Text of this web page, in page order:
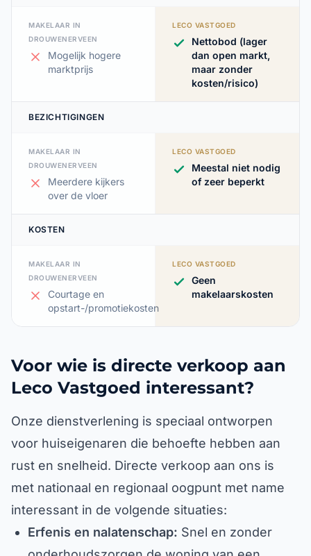
MAKELAAR IN
DROUWENERVEEN
Mogelijk hogere
marktprijs
LECO VASTGOED
Nettobod (lager
dan open markt,
maar zonder
kosten/risico)
BEZICHTIGINGEN
MAKELAAR IN
DROUWENERVEEN
Meerdere kijkers
over de vloer
LECO VASTGOED
Meestal niet nodig
of zeer beperkt
KOSTEN
MAKELAAR IN
DROUWENERVEEN
Courtage en
opstart-/promotiekosten
LECO VASTGOED
Geen
makelaarskosten
Voor wie is directe verkoop aan
Leco Vastgoed interessant?
Onze dienstverlening is speciaal ontworpen
voor huiseigenaren die behoefte hebben aan
rust en snelheid. Directe verkoop aan ons is
met nationaal en regionaal oogpunt met name
interessant in de volgende situaties:
Erfenis en nalatenschap: Snel en zonder